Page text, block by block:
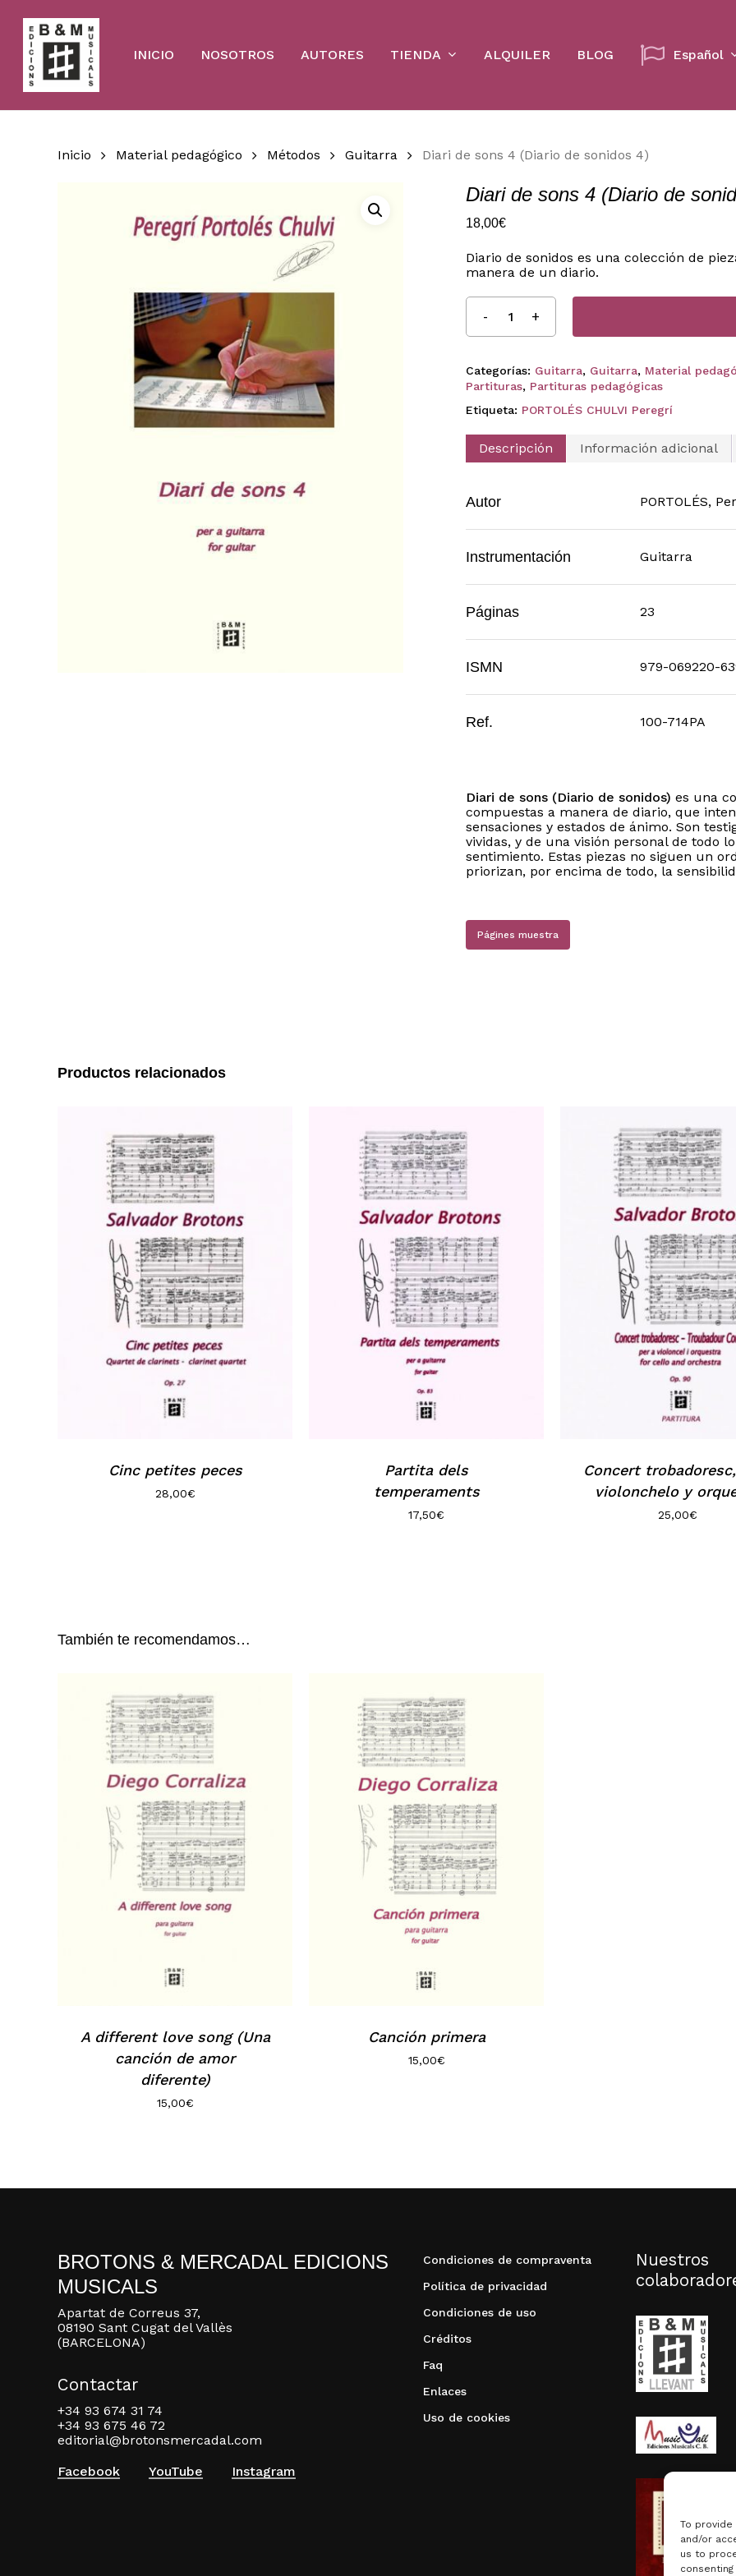
To
and/or
us to
main
content
INICIO NOSOTROS AUTORES TIENDA ALQUILER BLOG Español
Inicio Material pedagógico Métodos Guitarra Diari de sons 4 (Diario de sonidos 4)
Diari de sons 4 (Diario de
18,00€
Diario de sonidos es una colección de
manera de un diario.
Categorías: Guitarra, Guitarra, Material
Partituras, Partituras pedagógicas
Etiqueta: PORTOLÉS CHULVI Peregrí
Descripción Información adicional
Autor PORTOLÉS,
Instrumentación Guitarra
Páginas 23
ISMN 979-069220-
Ref. 100-714PA
Diari de sons (Diario de sonidos) es una
compuestas a manera de diario, que
sensaciones y estados de ánimo. Son
vividas, y de una visión personal de todo
sentimiento. Estas piezas no siguen un
priorizan, por encima de todo, la
Págines muestra
Productos relacionados
Cinc petites peces
28,00€
Partita dels
temperaments
17,50€
Concert
violonchelo y
25,00€
También te recomendamos…
A different love song (Una
canción de amor
diferente)
15,00€
Canción primera
15,00€
BROTONS & MERCADAL EDICIONS
MUSICALS
Apartat de Correus 37,
08190 Sant Cugat del Vallès
(BARCELONA)
Contactar
+34 93 674 31 74
+34 93 675 46 72
editorial@brotonsmercadal.com
Facebook
YouTube Instagram
Condiciones de compraventa
Política de privacidad
Condiciones de uso
Créditos
Faq
Enlaces
Uso de cookies
Nuestros